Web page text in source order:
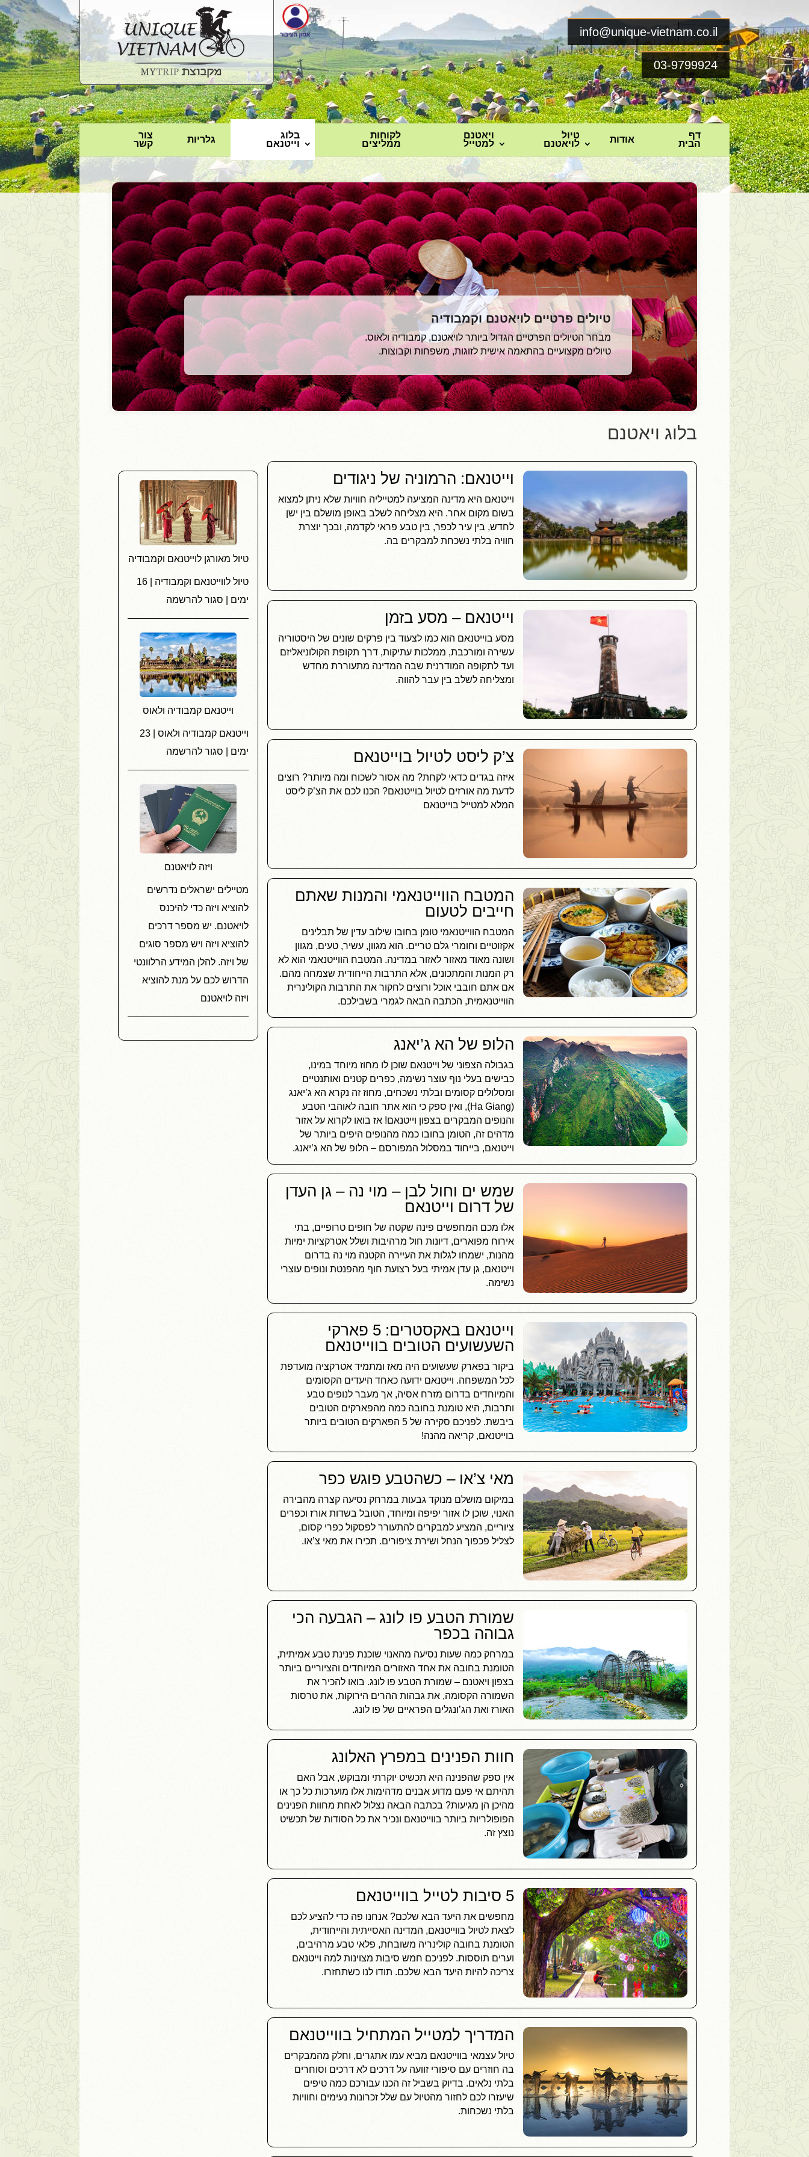
info@unique-vietnam.co.il
03-9799924
דף
הבית
אודות
טיול
לויאטנם
ויאטנם
למטייל
לקוחות
ממליצים
בלוג
וייטנאם
גלריות
צור
קשר
טיולים פרטיים לויאטנם וקמבודיה
מבחר הטיולים הפרטיים הגדול ביותר לויאטנם, קמבודיה ולאוס.
טיולים מקצועיים בהתאמה אישית לזוגות, משפחות וקבוצות.
בלוג ויאטנם
טיול מאורגן לוייטנאם וקמבודיה
טיול לווייטנאם וקמבודיה | 16
ימים | סגור להרשמה
וייטנאם קמבודיה ולאוס
וייטנאם קמבודיה ולאוס | 23
ימים | סגור להרשמה
ויזה לויאטנם
מטיילים ישראלים נדרשים
להוציא ויזה כדי להיכנס
לויאטנם. יש מספר דרכים
להוציא ויזה ויש מספר סוגים
של ויזה. להלן המידע הרלוונטי
הדרוש לכם על מנת להוציא
ויזה לויאטנם
וייטנאם: הרמוניה של ניגודים
וייטנאם היא מדינה המציעה למטייליה חוויות שלא ניתן למצוא
בשום מקום אחר. היא מצליחה לשלב באופן מושלם בין ישן
לחדש, בין עיר לכפר, בין טבע פראי לקדמה, ובכך יוצרת
חוויה בלתי נשכחת למבקרים בה.
וייטנאם – מסע בזמן
מסע בוייטנאם הוא כמו לצעוד בין פרקים שונים של היסטוריה
עשירה ומורכבת, ממלכות עתיקות, דרך תקופת הקולוניאליזם
ועד לתקופה המודרנית שבה המדינה מתעוררת מחדש
ומצליחה לשלב בין עבר להווה.
צ’ק ליסט לטיול בוייטנאם
איזה בגדים כדאי לקחת? מה אסור לשכוח ומה מיותר? רוצים
לדעת מה אורזים לטיול בוייטנאם? הכנו לכם את הצ’ק ליסט
המלא למטייל בוייטנאם
המטבח הווייטנאמי והמנות שאתם
חייבים לטעום
המטבח הווייטנאמי טומן בחובו שילוב עדין של תבלינים
אקזוטיים וחומרי גלם טריים. הוא מגוון, עשיר, טעים, מגוון
ושונה מאוד מאזור לאזור במדינה. המטבח הווייטנאמי הוא לא
רק המנות והמתכונים, אלא התרבות הייחודית שצמחה מהם.
אם אתם חובבי אוכל ורוצים לחקור את התרבות הקולינרית
הווייטנאמית, הכתבה הבאה לגמרי בשבילכם.
הלופ של הא ג’יאנג
בגבולה הצפוני של וייטנאם שוכן לו מחוז מיוחד במינו,
כבישים בעלי נוף עוצר נשימה, כפרים קטנים ואותנטיים
ומסלולים קסומים ובלתי נשכחים, מחוז זה נקרא הא ג’יאנג
(Ha Giang), ואין ספק כי הוא אתר חובה לאוהבי הטבע
והנופים המבקרים בצפון וייטנאם! אז בואו לקרוא על אזור
מדהים זה, הטומן בחובו כמה מהנופים היפים ביותר של
וייטנאם, בייחוד במסלול המפורסם – הלופ של הא ג’יאנג.
שמש ים וחול לבן – מוי נה – גן העדן
של דרום וייטנאם
אלו מכם המחפשים פינה שקטה של חופים טרופיים, בתי
אירוח מפוארים, דיונות חול מרהיבות ושלל אטרקציות ימיות
מהנות, ישמחו לגלות את העיירה הקטנה מוי נה בדרום
וייטנאם, גן עדן אמיתי בעל רצועת חוף מהפנטת ונופים עוצרי
נשימה.
וייטנאם באקסטרים: 5 פארקי
השעשועים הטובים בווייטנאם
ביקור בפארק שעשועים היה מאז ומתמיד אטרקציה מועדפת
לכל המשפחה. וייטנאם ידועה כאחד היעדים הקסומים
והמיוחדים בדרום מזרח אסיה, אך מעבר לנופים טבע
ותרבות, היא טומנת בחובה כמה מהפארקים הטובים
ביבשת. לפניכם סקירה של 5 הפארקים הטובים ביותר
בוייטנאם, קריאה מהנה!
מאי צ’או – כשהטבע פוגש כפר
במיקום מושלם מנוקד גבעות במרחק נסיעה קצרה מהבירה
האנוי, שוכן לו אזור יפיפה ומיוחד, הטובל בשדות אורז וכפרים
ציוריים, המציע למבקרים להתעורר לפסקול כפרי קסום,
לצליל פכפוך הנחל ושירת ציפורים. תכירו את מאי צ’או.
שמורת הטבע פו לונג – הגבעה הכי
גבוהה בכפר
במרחק כמה שעות נסיעה מהאנוי שוכנת פנינת טבע אמיתית,
הטומנת בחובה את אחד האזורים המיוחדים והציוריים ביותר
בצפון ויאטנם – שמורת הטבע פו לונג. בואו להכיר את
השמורה הקסומה, את גבהות ההרים הירוקות, את טרסות
האורז ואת הג’ונגלים הפראיים של פו לונג.
חוות הפנינים במפרץ האלונג
אין ספק שהפנינה היא תכשיט יוקרתי ומבוקש, אבל האם
תהיתם אי פעם מדוע אבנים מדהימות אלו מוערכות כל כך או
מהיכן הן מגיעות? בכתבה הבאה נצלול לאחת מחוות הפנינים
הפופולריות ביותר בווייטנאם ונכיר את כל הסודות של תכשיט
נוצץ זה.
5 סיבות לטייל בווייטנאם
מחפשים את היעד הבא שלכם? אנחנו פה כדי להציע לכם
לצאת לטיול בווייטנאם, המדינה האסייתית והייחודית,
הטומנת בחובה קולינריה משובחת, פלאי טבע מרהיבים,
וערים תוססות. לפניכם חמש סיבות מצוינות למה וייטנאם
צריכה להיות היעד הבא שלכם. תודו לנו כשתחזרו.
המדריך למטייל המתחיל בווייטנאם
טיול עצמאי בווייטנאם מביא עמו אתגרים, וחלק מהמבקרים
בה חוזרים עם סיפורי זוועה על דרכים לא דרכים וסוחרים
בלתי נלאים. בדיוק בשביל זה הכנו עבורכם כמה טיפים
שיעזרו לכם לחזור מהטיול עם שלל זכרונות נעימים וחוויות
בלתי נשכחות.